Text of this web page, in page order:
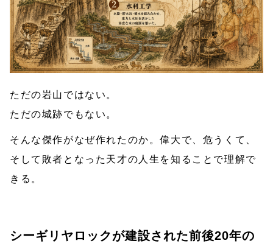
ただの岩山ではない。
ただの城跡でもない。
そんな傑作がなぜ作れたのか。偉大で、危うくて、
そして敗者となった天才の人生を知ることで理解で
きる。
シーギリヤロックが建設された前後20年の